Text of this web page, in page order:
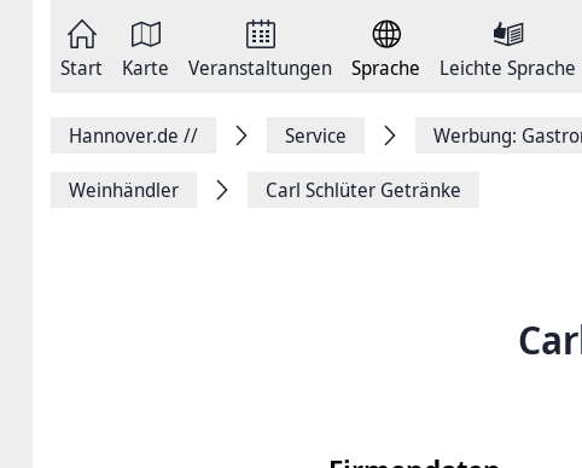
springen
Start Karte Veranstaltungen Sprache Leichte Sprache
FacebookHannover.de // Service Werbung:
Weinhändler Carl Schlüter Getränke